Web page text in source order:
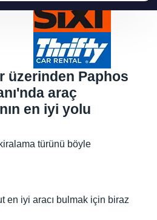
üzerinden Paphos
araç
en iyi yolu
türünü böyle
en iyi aracı bulmak için biraz